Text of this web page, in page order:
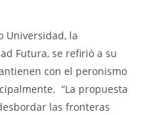
Universidad, la
Futura, se refirió a su
con el peronismo
“La propuesta
las fronteras